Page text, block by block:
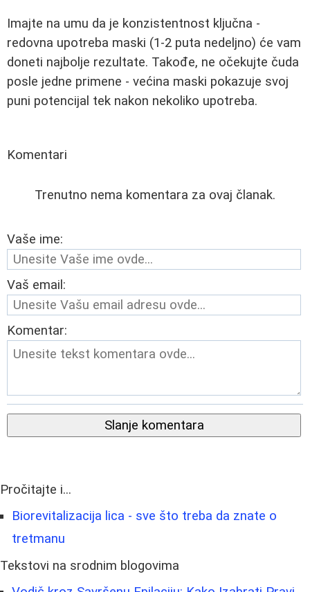
Imajte na umu da je konzistentnost ključna -
redovna upotreba maski (1-2 puta nedeljno) će vam
doneti najbolje rezultate. Takođe, ne očekujte čuda
posle jedne primene - većina maski pokazuje svoj
puni potencijal tek nakon nekoliko upotreba.
Komentari
Trenutno nema komentara za ovaj članak.
Vaše ime:
Vaš email:
Komentar:
Slanje komentara
Pročitajte i...
Biorevitalizacija lica - sve što treba da znate o
tretmanu
Tekstovi na srodnim blogovima